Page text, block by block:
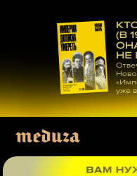
материалам